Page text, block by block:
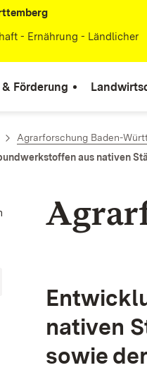
- Ernährung - Ländlicher
Förderung
Agrarforschung Baden-
aus nativen
nativen
sowie